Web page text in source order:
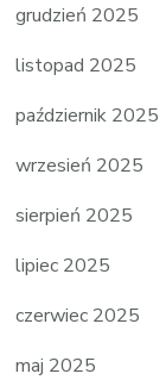
grudzień 2025
listopad 2025
październik 2025
wrzesień 2025
sierpień 2025
lipiec 2025
czerwiec 2025
maj 2025